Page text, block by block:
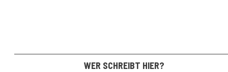
WER SCHREIBT HIER?